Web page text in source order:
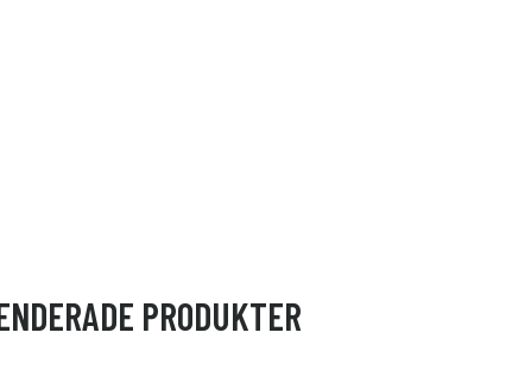
PRODUKTER